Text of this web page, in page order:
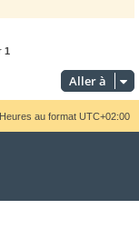
1
Aller à
Heures au format UTC+02:00